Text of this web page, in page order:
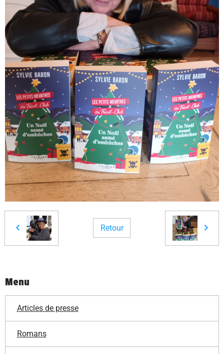
Retour
Menu
Articles de presse
Romans